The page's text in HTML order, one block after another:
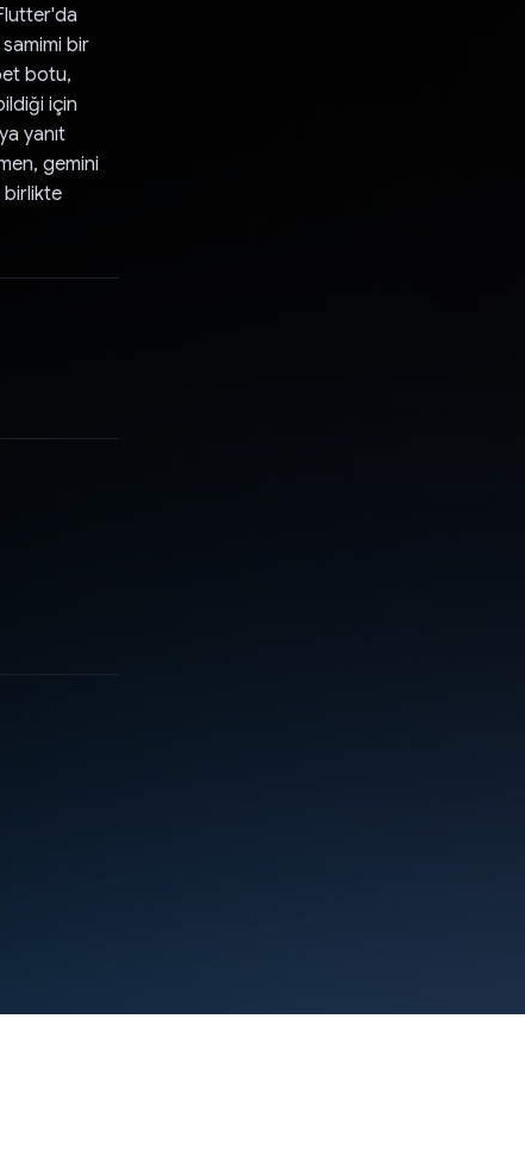
bir
botu,
için
yanıt
gemini
birlikte